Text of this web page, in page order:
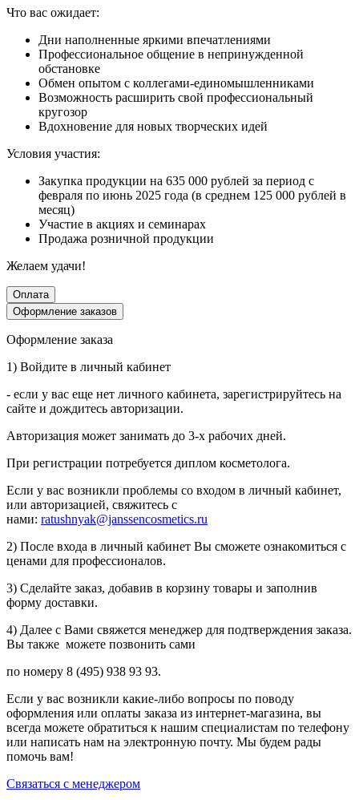
Что вас ожидает:
Дни наполненные яркими впечатлениями
Профессиональное общение в непринужденной
обстановке
Обмен опытом с коллегами-единомышленниками
Возможность расширить свой профессиональный
кругозор
Вдохновение для новых творческих идей
Условия участия:
Закупка продукции на 635 000 рублей за период с
февраля по июнь 2025 года (в среднем 125 000 рублей в
месяц)
Участие в акциях и семинарах
Продажа розничной продукции
Желаем удачи!
Оплата
Оформление заказов
Оформление заказа
1) Войдите в личный кабинет
- если у вас еще нет личного кабинета, зарегистрируйтесь на
сайте и дождитесь авторизации.
Авторизация может занимать до 3-х рабочих дней.
При регистрации потребуется диплом косметолога.
Если у вас возникли проблемы со входом в личный кабинет,
или авторизацией, свяжитесь с
нами: ratushnyak@janssencosmetics.ru
2) После входа в личный кабинет Вы сможете ознакомиться с
ценами для профессионалов.
3) Сделайте заказ, добавив в корзину товары и заполнив
форму доставки.
4) Далее с Вами свяжется менеджер для подтверждения заказа.
Вы также можете позвонить сами
по номеру 8 (495) 938 93 93.
Если у вас возникли какие-либо вопросы по поводу
оформления или оплаты заказа из интернет-магазина, вы
всегда можете обратиться к нашим специалистам по телефону
или написать нам на электронную почту. Мы будем рады
помочь вам!
Связаться с менеджером